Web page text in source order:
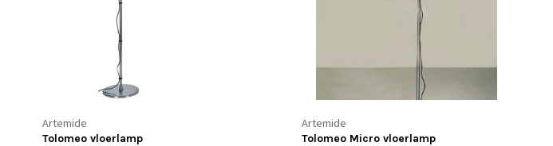
Artemide
Tolomeo vloerlamp
Artemide
Tolomeo Micro vloerlamp